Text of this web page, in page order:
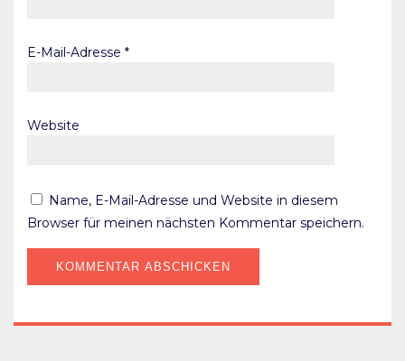
E-Mail-Adresse *
Website
Name, E-Mail-Adresse und Website in diesem
Browser für meinen nächsten Kommentar speichern.